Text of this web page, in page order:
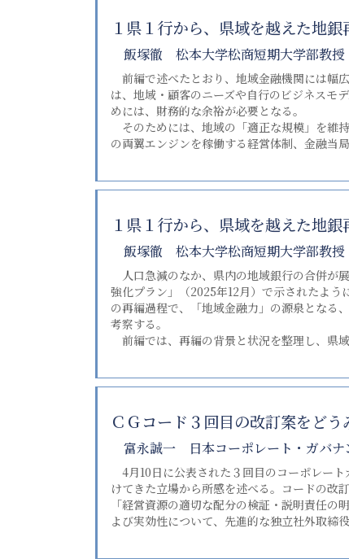
１県１行から、県域を越えた地
飯塚徹 松本大学松商短期大学部教授
前編で述べたとおり、地域金融機関には幅
は、地域・顧客のニーズや自行のビジネスモ
めには、財務的な余裕が必要となる。
そのためには、地域の「適正な規模」を維
の両翼エンジンを稼働する経営体制、金融当
１県１行から、県域を越えた地
飯塚徹 松本大学松商短期大学部教授
人口急減のなか、県内の地域銀行の合併が
強化プラン」（2025年12月）で示されたよ
の再編過程で、「地域金融力」の源泉となる
考察する。
前編では、再編の背景と状況を整理し、県
ＣＧコード３回目の改訂案をどう
富永誠一 日本コーポレート・ガバナ
4月10日に公表された３回目のコーポレー
けてきた立場から所感を述べる。コードの改
「経営資源の適切な配分の検証・説明責任
よび実効性について、先進的な独立社外取締